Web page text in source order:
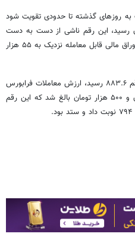
روزهای گذشته تا حدودی تقویت شود
و ۱۰ میلیون تومان رسید، این رقم ناشی از دست به دست
شدند ۵۴۸ میلیون و ۴۸۱ هزار سهم و اوراق مالی قابل معامله نزدیک به ۵۵ هزار
آیفکس امروز ۲.۳ واحد افت کرد و به رقم ۸۸۳.۶ رسید، ارزش معاملات فرابورس
ایران به رقم ۱۵۰ میلیارد و ۴۵۳ میلیون و ۵۰۰ هزار تومان بالغ شد که این رقم